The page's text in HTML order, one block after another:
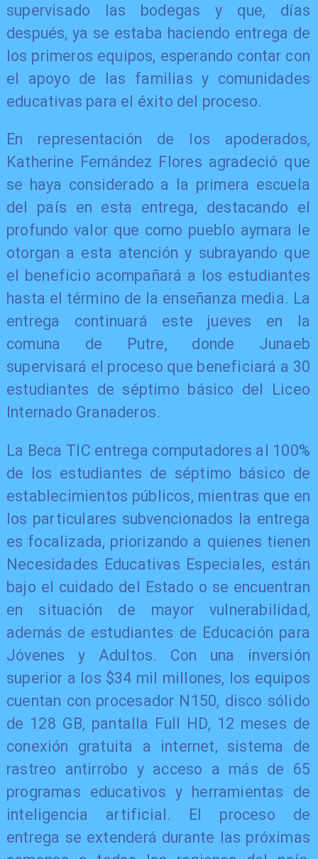
supervisado las bodegas y que, días
después, ya se estaba haciendo entrega de
los primeros equipos, esperando contar con
el apoyo de las familias y comunidades
educativas para el éxito del proceso.
En representación de los apoderados,
Katherine Fernández Flores agradeció que
se haya considerado a la primera escuela
del país en esta entrega, destacando el
profundo valor que como pueblo aymara le
otorgan a esta atención y subrayando que
el beneficio acompañará a los estudiantes
hasta el término de la enseñanza media. La
entrega continuará este jueves en la
comuna de Putre, donde Junaeb
supervisará el proceso que beneficiará a 30
estudiantes de séptimo básico del Liceo
Internado Granaderos.
La Beca TIC entrega computadores al 100%
de los estudiantes de séptimo básico de
establecimientos públicos, mientras que en
los particulares subvencionados la entrega
es focalizada, priorizando a quienes tienen
Necesidades Educativas Especiales, están
bajo el cuidado del Estado o se encuentran
en situación de mayor vulnerabilidad,
además de estudiantes de Educación para
Jóvenes y Adultos. Con una inversión
superior a los $34 mil millones, los equipos
cuentan con procesador N150, disco sólido
de 128 GB, pantalla Full HD, 12 meses de
conexión gratuita a internet, sistema de
rastreo antirrobo y acceso a más de 65
programas educativos y herramientas de
inteligencia artificial. El proceso de
entrega se extenderá durante las próximas